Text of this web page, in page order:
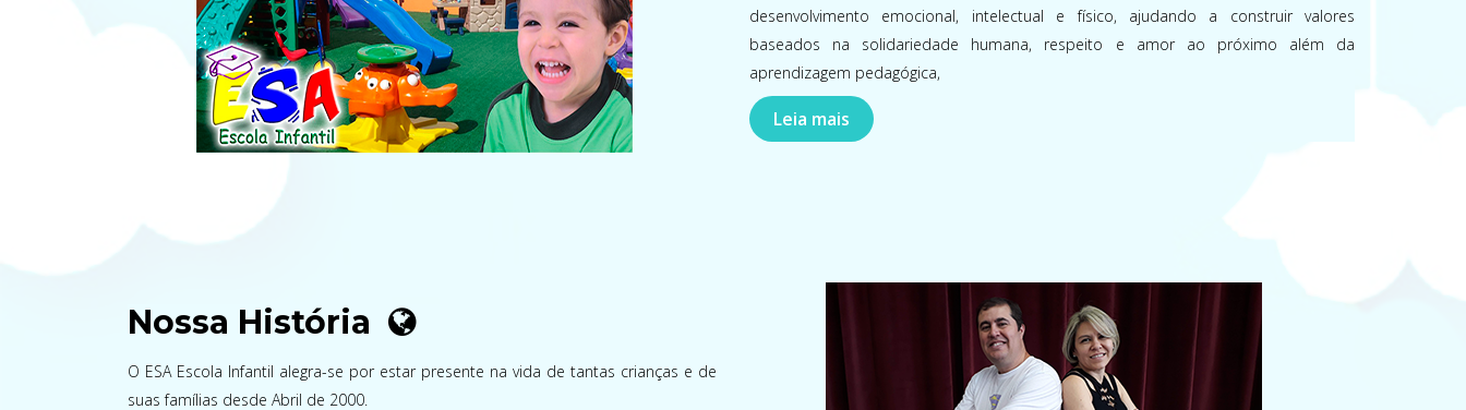
desenvolvimento emocional, intelectual e físico, ajudando a construir valores
baseados na solidariedade humana, respeito e amor ao próximo além da
aprendizagem pedagógica,
Leia mais
Nossa História
O ESA Escola Infantil alegra-se por estar presente na vida de tantas crianças e de
suas famílias desde Abril de 2000.